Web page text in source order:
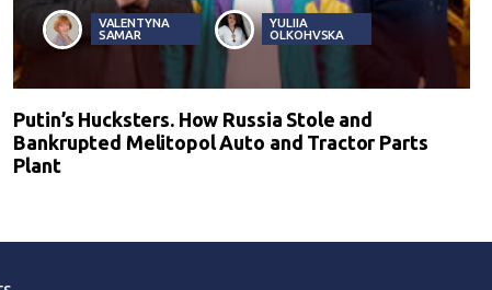
VALENTYNA
SAMAR
YULIIA
OLKOHVSKA
Putin’s Hucksters. How Russia Stole and
Bankrupted Melitopol Auto and Tractor Parts
Plant